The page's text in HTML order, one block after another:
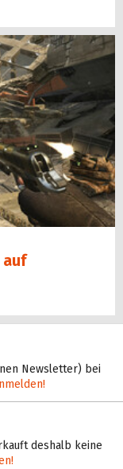
auf
Newsletter) bei
deshalb keine